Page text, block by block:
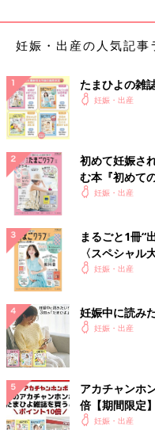
妊娠・出産の人気記事
たまひよの雑
妊娠・出産
初めて妊娠さ
む本『初めて
妊娠・出産
まるごと1冊“
〈スペシャ
妊娠・出産
妊娠中に読み
妊娠・出産
アカチャンホ
倍【期間限定】
妊娠・出産